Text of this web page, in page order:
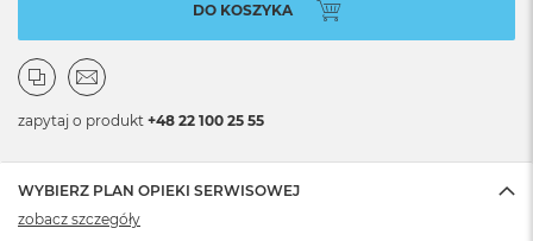
DO KOSZYKA
zapytaj o produkt +48 22 100 25 55
WYBIERZ PLAN OPIEKI SERWISOWEJ
zobacz szczegóły